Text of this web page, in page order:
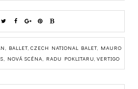
, BALLET, CZECH NATIONAL BALET, MAURO
, NOVÁ SCÉNA, RADU POKLITARU, VERTIGO